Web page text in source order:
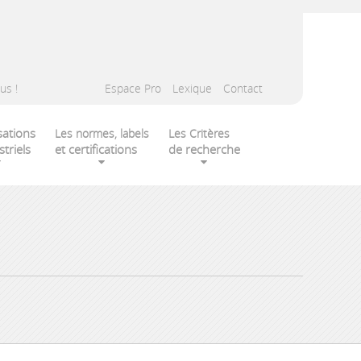
! Espace Pro Lexique Contact
Les normes, labels
et certifications
Les Critères
de recherche